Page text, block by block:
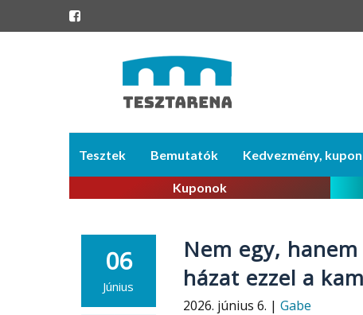
content
Tesztek Bemutatók Kedvezmény, kupon
Kuponok
06
Június
Nem egy,
házat ezzel a
2026. június 6. | Gabe